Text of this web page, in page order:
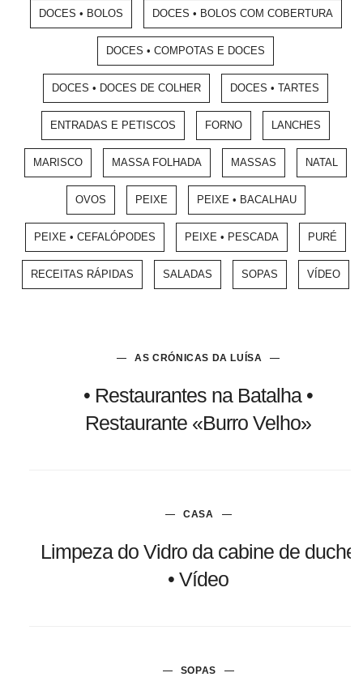
DOCES • BOLOS DOCES • BOLOS COM COBERTURA
DOCES • COMPOTAS E DOCES
DOCES • DOCES DE COLHER DOCES • TARTES
ENTRADAS E PETISCOS FORNO LANCHES
MARISCO MASSA FOLHADA MASSAS NATAL
OVOS PEIXE PEIXE • BACALHAU
PEIXE • CEFALÓPODES PEIXE • PESCADA PURÉ
RECEITAS RÁPIDAS SALADAS SOPAS VÍDEO
AS CRÓNICAS DA LUÍSA
• Restaurantes na Batalha •
Restaurante «Burro Velho»
CASA
Limpeza do Vidro da cabine de duche
• Vídeo
SOPAS